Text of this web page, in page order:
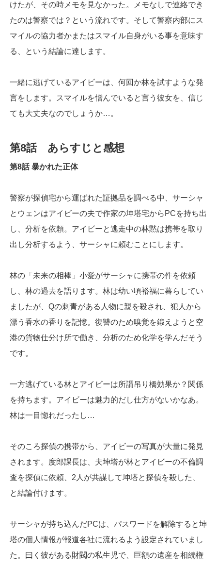
けたが、その時メモを見なかった。メモなしで連絡でき
たのは警察では？という流れです。そして警察内部にス
マイルの協力者かまたはスマイル自身がいる事を意味す
る、という結論に達します。
一緒に逃げているアイビーは、何回か林を試すような発
言をします。スマイルを憎んでいると言う彼女を、信じ
ても大丈夫なのでしょうか…。
第8話 あらすじと感想
第8話 暴かれた正体
警察が探偵宅から運ばれた証拠品を調べる中、サーシャ
とウェンはアイビーの夫で作家の坤塔宅からPCを持ち出
し、分析を依頼。アイビーと逃走中の林黙は携帯を取り
出し分析するよう、サーシャに頼むことにします。
林の「未来の相棒」小愛がサーシャに携帯の件を依頼
し、林の過去を語ります。林は幼い頃裕福に暮らしてい
ましたが、Qの刺青がある人物に親を殺され、犯人から
漂う香水の香りを記憶。復讐のため嗅覚を鍛えようと空
港の貨物仕分け所で働き、分析のため化学を学んだそう
です。
一方逃げている林とアイビーは所謂吊り橋効果か？関係
を持ちます。アイビーは魅力的だし仕方がないかなあ。
林は一目惚れだったし…
そのころ探偵の携帯から、アイビーの写真が大量に発見
されます。度郎課長は、夫坤塔が林とアイビーの不倫調
査を探偵に依頼、2人が共謀して坤塔と探偵を殺した、
と結論付けます。
サーシャが持ち込んだPCは、パスワードを解除すると坤
塔の個人情報が報道各社に流れるよう設定されていまし
た。曰く彼がある財閥の私生児で、巨額の遺産を相続権